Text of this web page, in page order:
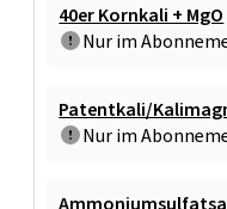
40er Kornkali + MgO
Nur im
Patentkali/
Nur im